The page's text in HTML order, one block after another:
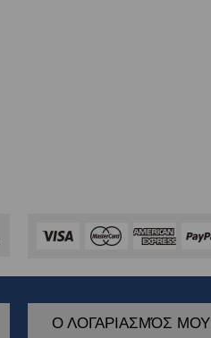
Ο ΛΟΓΑΡΙΑΣΜΌΣ ΜΟΥ